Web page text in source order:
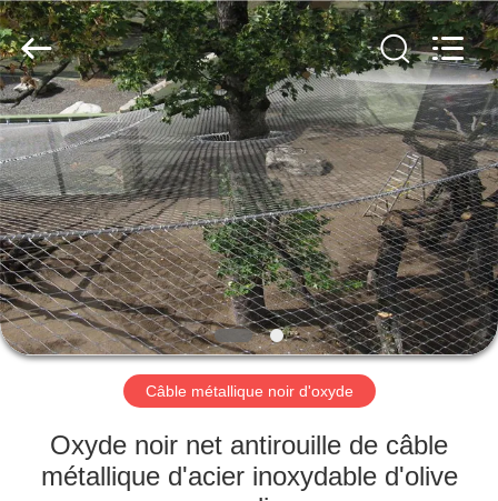
MAISON
PRODUITS
AU
SUJET
DE
NOUS
VISITE
D'USINE
Anping
Yuntong
Metal
Wire
Mesh
Co.,Ltd.
All
Rights
Reserved.
Câble métallique noir d'oxyde
Oxyde noir net antirouille de câble
métallique d'acier inoxydable d'olive